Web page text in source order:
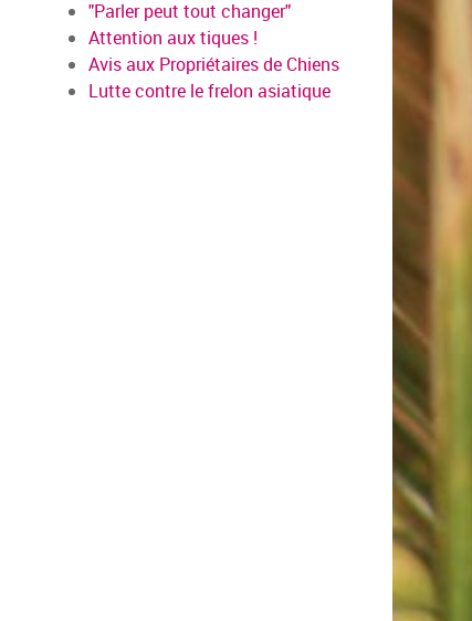
"Parler peut tout changer"
Attention aux tiques !
Avis aux Propriétaires de Chiens
Lutte contre le frelon asiatique